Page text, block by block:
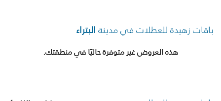
باقات زهيدة للعطلات في مدينة البتراء
هذه العروض غير متوفرة حاليًا في منطقتك.